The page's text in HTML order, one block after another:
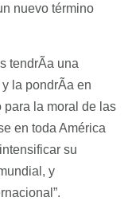
nuevo término
tendrÃ­a una
la pondrÃ­a en
para la moral de las
en toda América
su
y